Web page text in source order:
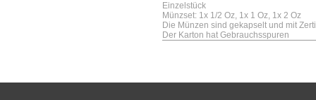
Einzelstück
Münzset: 1x 1/2 Oz, 1x 1 Oz, 1x 2 Oz
Die Münzen sind gekapselt und mit
Der Karton hat Gebrauchsspuren